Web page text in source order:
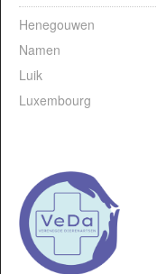
Henegouwen
Namen
Luik
Luxembourg